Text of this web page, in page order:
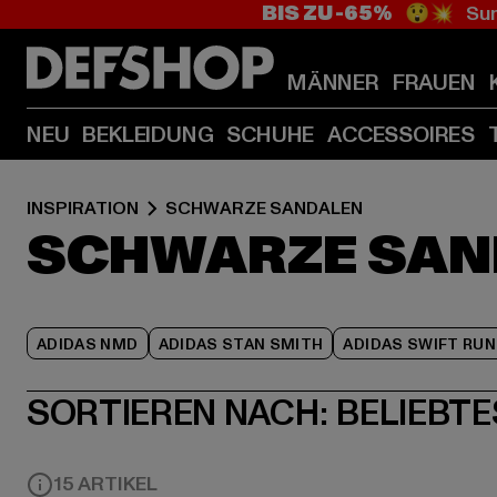
BIS ZU -65% 😲💥
MÄNNER FRAUEN
NEU BEKLEIDUNG SCHUHE ACCESSOIRES
INSPIRATION SCHWARZE SANDALEN
SCHWARZE
ADIDAS NMD ADIDAS STAN SMITH ADIDAS SWIFT RUN
SORTIEREN NACH:
15 ARTIKEL